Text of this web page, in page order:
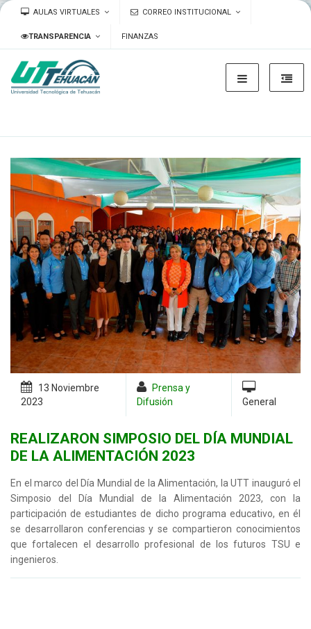
AULAS VIRTUALES CORREO INSTITUCIONAL
TRANSPARENCIA FINANZAS
13 Noviembre
2023
Prensa y
Difusión
General
REALIZARON SIMPOSIO DEL DÍA MUNDIAL
DE LA ALIMENTACIÓN 2023
En el marco del Día Mundial de la Alimentación, la UTT inauguró el
Simposio del Día Mundial de la Alimentación 2023, con la
participación de estudiantes de dicho programa educativo, en él
se desarrollaron conferencias y se compartieron conocimientos
que fortalecen el desarrollo profesional de los futuros TSU e
ingenieros.